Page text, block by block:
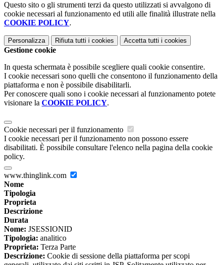
Questo sito o gli strumenti terzi da questo utilizzati si avvalgono di
cookie necessari al funzionamento ed utili alle finalità illustrate nella
COOKIE POLICY.
Personalizza Rifiuta tutti i cookies Accetta tutti i cookies
Gestione cookie
In questa schermata è possibile scegliere quali cookie consentire.
I cookie necessari sono quelli che consentono il funzionamento della
piattaforma e non è possibile disabilitarli.
Per conoscere quali sono i cookie necessari al funzionamento potete
visionare la COOKIE POLICY.
Cookie necessari per il funzionamento
I cookie necessari per il funzionamento non possono essere
disabilitati. È possibile consultare l'elenco nella pagina della cookie
policy.
www.thinglink.com
Nome
Tipologia
Proprieta
Descrizione
Durata
Nome: JSESSIONID
Tipologia: analitico
Proprieta: Terza Parte
Descrizione: Cookie di sessione della piattaforma per scopi